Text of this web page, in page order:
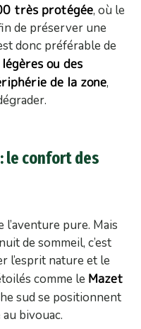
très protégée, où le
de préserver une
donc préférable de
ou des
de la zone,
le confort des
l’aventure pure. Mais
de sommeil, c’est
l’esprit nature et le
comme le Mazet
sud se positionnent
bivouac.